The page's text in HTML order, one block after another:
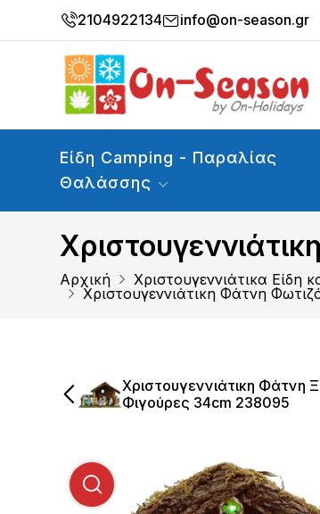
2104922134 info@on-season.gr
Είδη Camping - Παραλίας
Θαλάσσης
Αρχική Χριστουγεννιάτικα Είδη
Χριστουγεννιάτικη Φάτνη
Χριστουγεννιάτικη Φάτνη
Φιγούρες 34cm 238095